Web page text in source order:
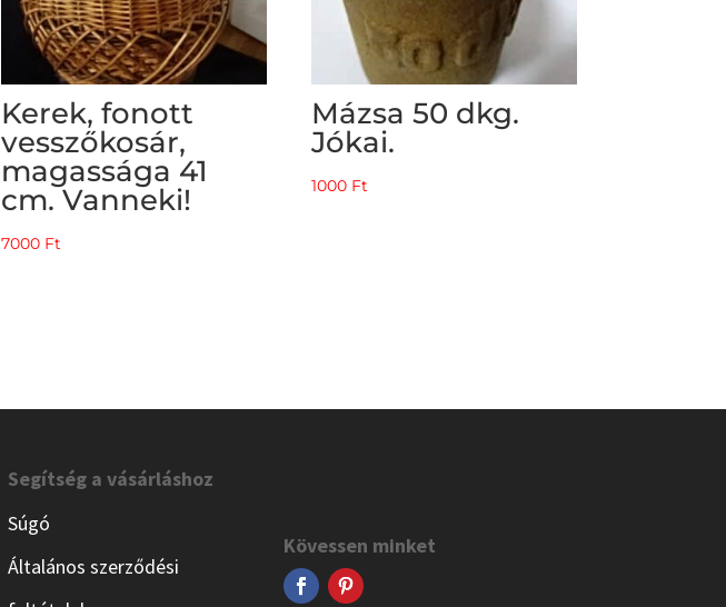
Kerek, fonott
vesszőkosár,
magassága 41
cm. Vanneki!
7000 Ft
Mázsa 50 dkg.
Jókai.
1000 Ft
Segítség a vásárláshoz
Súgó
Általános szerződési
Kövessen minket